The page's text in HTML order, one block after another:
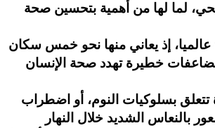
لما لها من أهمية بتحسين صحة
عالميا، إذ يعاني منها نحو خمس سكان
مضاعفات خطيرة تهدد صحة الإنسان
تتعلق بسلوكيات النوم، أو اضطراب